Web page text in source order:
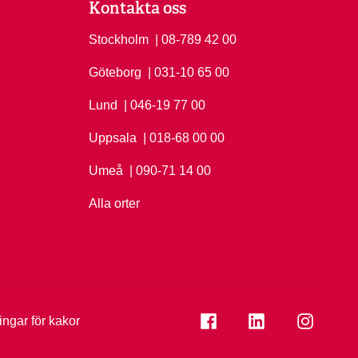
Kontakta oss
Stockholm Ring Stockholm på
| 08-789 42 00
Göteborg Ring Göteborg på
| 031-10 65 00
Lund Ring Lund på
| 046-19 77 00
Uppsala Ring Uppsala på
| 018-68 00 00
Umeå Ring Umeå på
| 090-71 14 00
Alla orter
för kakor Se folkuniversitetet på
Se